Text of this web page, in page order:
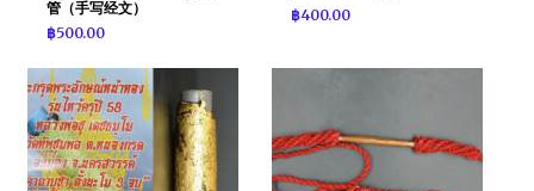
管（手写经文）
฿500.00
฿400.00